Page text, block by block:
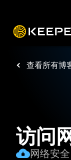
查看所有博
访问
网络安全